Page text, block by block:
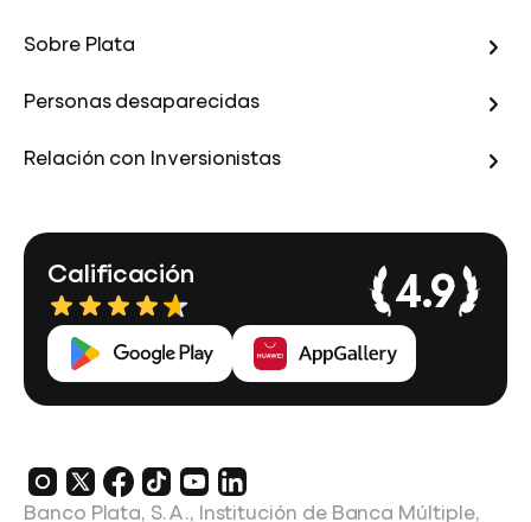
Sobre Plata
Personas desaparecidas
Relación con Inversionistas
Calificación 4.9
Banco Plata, S.A., Institución de Banca Múltiple,